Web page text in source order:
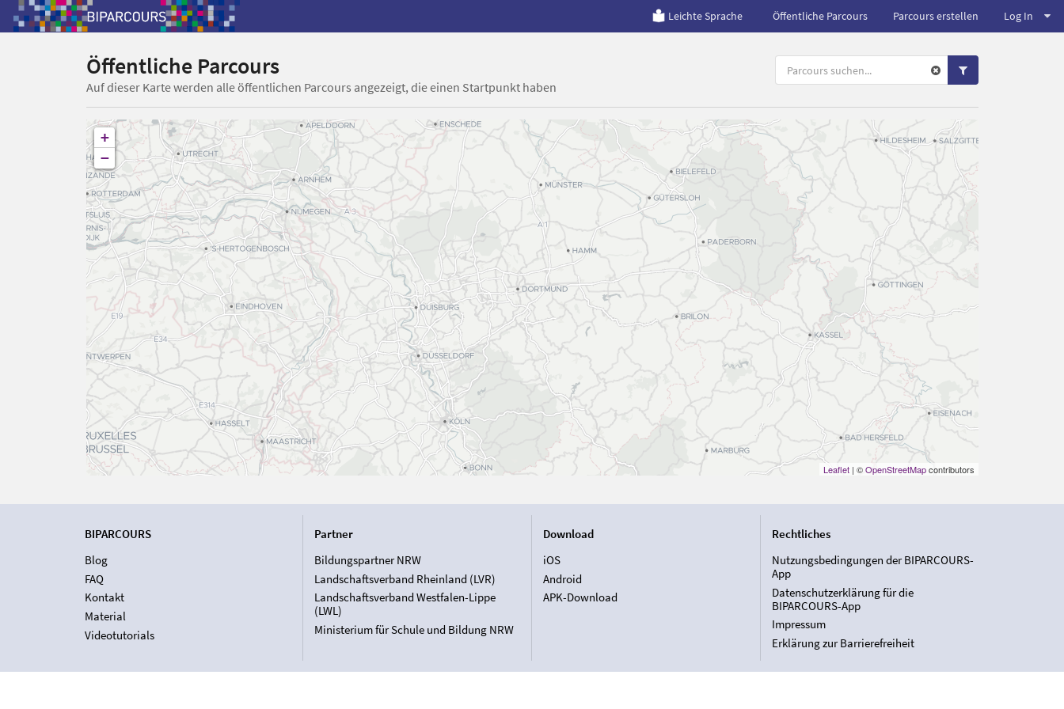
Leichte Sprache Öffentliche Parcours Parcours erstellen Log In
Öffentliche Parcours
Auf dieser Karte werden alle öffentlichen Parcours angezeigt, die einen Startpunkt haben
+
−
Leaflet| ©OpenStreetMapcontributors
BIPARCOURS
Blog
FAQ
Kontakt
Material
Videotutorials
Partner
Bildungspartner NRW
Landschaftsverband Rheinland (LVR)
Landschaftsverband Westfalen-Lippe
(LWL)
Ministerium für Schule und Bildung NRW
Download
iOS
Android
APK-Download
Rechtliches
Nutzungsbedingungen der BIPARCOURS-
App
Datenschutzerklärung für die
BIPARCOURS-App
Impressum
Erklärung zur Barrierefreiheit